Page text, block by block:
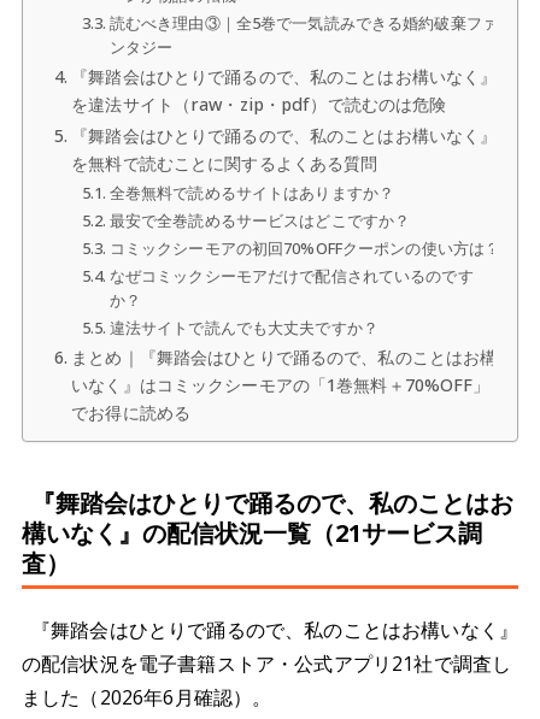
読むべき理由③｜全5巻で一気読みできる婚約破棄ファ
ンタジー
『舞踏会はひとりで踊るので、私のことはお構いなく』
を違法サイト（raw・zip・pdf）で読むのは危険
『舞踏会はひとりで踊るので、私のことはお構いなく』
を無料で読むことに関するよくある質問
全巻無料で読めるサイトはありますか？
最安で全巻読めるサービスはどこですか？
コミックシーモアの初回70%OFFクーポンの使い方は？
なぜコミックシーモアだけで配信されているのです
か？
違法サイトで読んでも大丈夫ですか？
まとめ｜『舞踏会はひとりで踊るので、私のことはお構
いなく』はコミックシーモアの「1巻無料＋70%OFF」
でお得に読める
『舞踏会はひとりで踊るので、私のことはお
構いなく』の配信状況一覧（21サービス調
査）
『舞踏会はひとりで踊るので、私のことはお構いなく』
の配信状況を電子書籍ストア・公式アプリ21社で調査し
ました（2026年6月確認）。